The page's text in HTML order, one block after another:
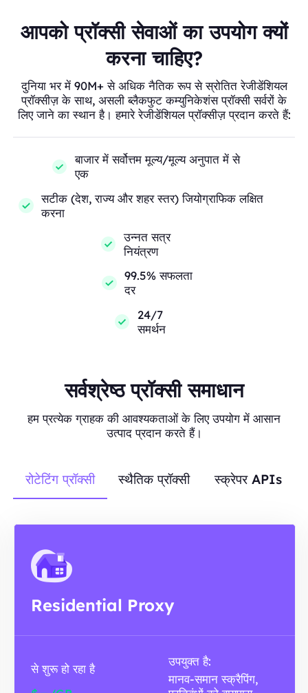
आपको प्रॉक्सी सेवाओं का उपयोग क्यों
करना चाहिए?
दुनिया भर में 90M+ से अधिक नैतिक रूप से स्रोतित रेजीडेंशियल
प्रॉक्सीज़ के साथ, असली ब्लैकफुट कम्युनिकेशंस प्रॉक्सी सर्वरों के
लिए जाने का स्थान है। हमारे रेजीडेंशियल प्रॉक्सीज़ प्रदान करते हैं:
बाजार में सर्वोत्तम मूल्य/मूल्य अनुपात में से
एक
सटीक (देश, राज्य और शहर स्तर) जियोग्राफिक लक्षित
करना
उन्नत सत्र
नियंत्रण
99.5% सफलता
दर
24/7
समर्थन
सर्वश्रेष्ठ प्रॉक्सी समाधान
हम प्रत्येक ग्राहक की आवश्यकताओं के लिए उपयोग में आसान
उत्पाद प्रदान करते हैं।
रोटेटिंग प्रॉक्सी स्थैतिक प्रॉक्सी स्क्रेपर APIs
Residential Proxy
से शुरू हो रहा है
उपयुक्त है:
मानव-समान स्क्रैपिंग,